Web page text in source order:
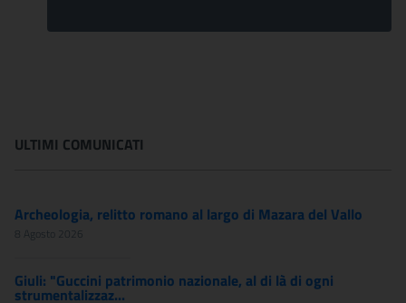
ULTIMI COMUNICATI
Archeologia, relitto romano al largo di Mazara del Vallo
8 Agosto 2026
Giuli: "Guccini patrimonio nazionale, al di là di ogni
strumentalizzaz...